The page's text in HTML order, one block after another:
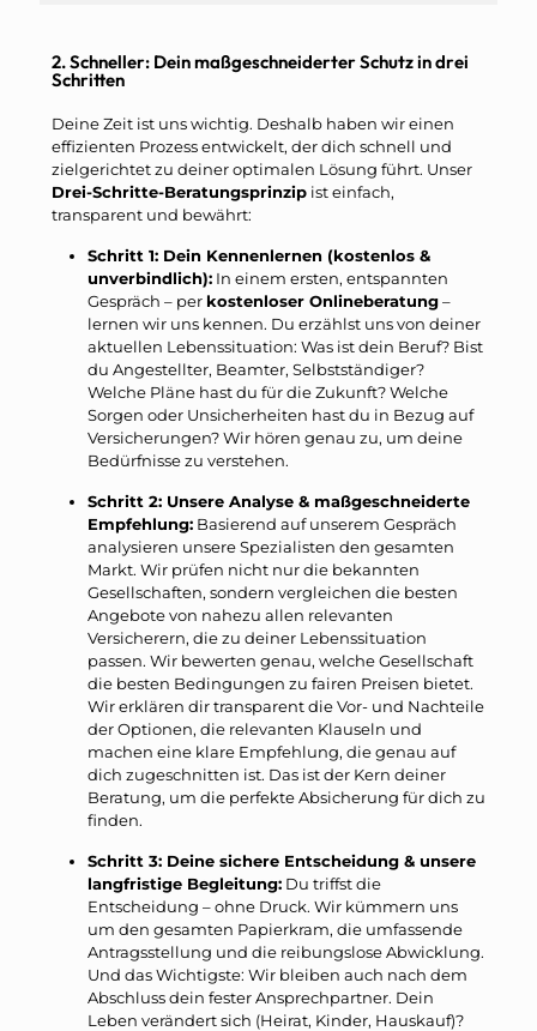
2. Schneller: Dein maßgeschneiderter Schutz in drei
Schritten
Deine Zeit ist uns wichtig. Deshalb haben wir einen
effizienten Prozess entwickelt, der dich schnell und
zielgerichtet zu deiner optimalen Lösung führt. Unser
Drei-Schritte-Beratungsprinzip ist einfach,
transparent und bewährt:
Schritt 1: Dein Kennenlernen (kostenlos &
unverbindlich): In einem ersten, entspannten
Gespräch – per kostenloser Onlineberatung–
lernen wir uns kennen. Du erzählst uns von deiner
aktuellen Lebenssituation: Was ist dein Beruf? Bist
du Angestellter, Beamter, Selbstständiger?
Welche Pläne hast du für die Zukunft? Welche
Sorgen oder Unsicherheiten hast du in Bezug auf
Versicherungen? Wir hören genau zu, um deine
Bedürfnisse zu verstehen.
Schritt 2: Unsere Analyse & maßgeschneiderte
Empfehlung: Basierend auf unserem Gespräch
analysieren unsere Spezialisten den gesamten
Markt. Wir prüfen nicht nur die bekannten
Gesellschaften, sondern vergleichen die besten
Angebote von nahezu allen relevanten
Versicherern, die zu deiner Lebenssituation
passen. Wir bewerten genau, welche Gesellschaft
die besten Bedingungen zu fairen Preisen bietet.
Wir erklären dir transparent die Vor- und Nachteile
der Optionen, die relevanten Klauseln und
machen eine klare Empfehlung, die genau auf
dich zugeschnitten ist. Das ist der Kern deiner
Beratung, um die perfekte Absicherung für dich zu
finden.
Schritt 3: Deine sichere Entscheidung & unsere
langfristige Begleitung: Du triffst die
Entscheidung – ohne Druck. Wir kümmern uns
um den gesamten Papierkram, die umfassende
Antragsstellung und die reibungslose Abwicklung.
Und das Wichtigste: Wir bleiben auch nach dem
Abschluss dein fester Ansprechpartner. Dein
Leben verändert sich (Heirat, Kinder, Hauskauf)?